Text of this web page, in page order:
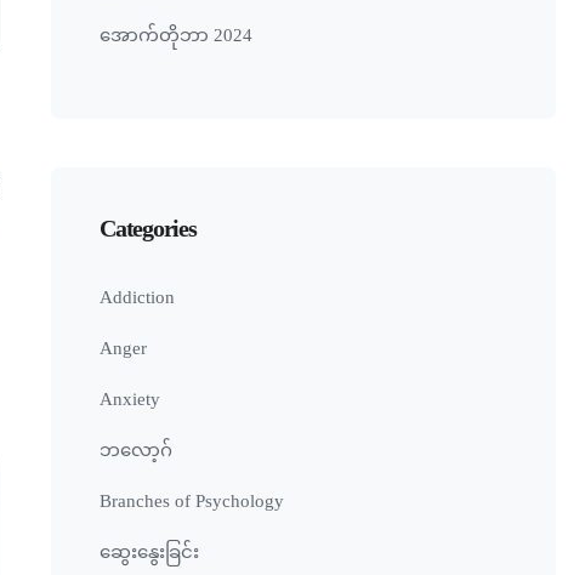
အောက်တိုဘာ 2024
Categories
Addiction
Anger
Anxiety
ဘလော့ဂ်
Branches of Psychology
ဆွေးနွေးခြင်း